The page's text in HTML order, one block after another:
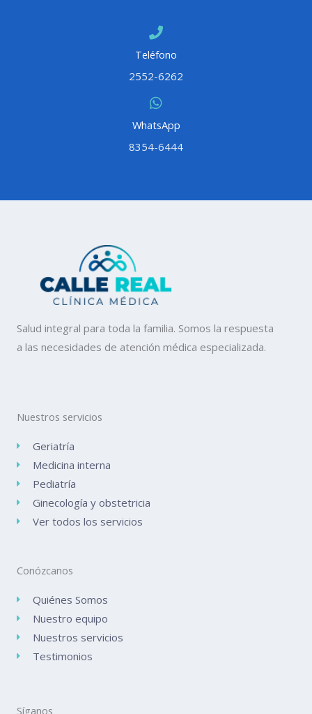
Teléfono
2552-6262
WhatsApp
8354-6444
Salud integral para toda la familia. Somos la respuesta
a las necesidades de atención médica especializada.
Nuestros servicios
Geriatría
Medicina interna
Pediatría
Ginecología y obstetricia
Ver todos los servicios
Conózcanos
Quiénes Somos
Nuestro equipo
Nuestros servicios
Testimonios
Síganos